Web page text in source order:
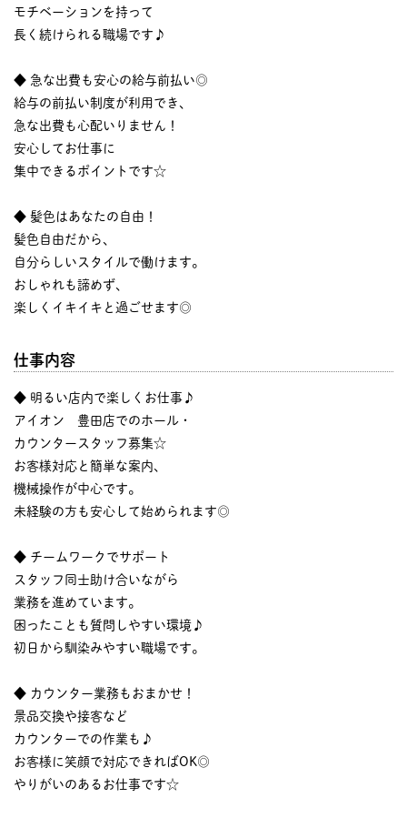
モチベーションを持って
長く続けられる職場です♪
◆ 急な出費も安心の給与前払い◎
給与の前払い制度が利用でき、
急な出費も心配いりません！
安心してお仕事に
集中できるポイントです☆
◆ 髪色はあなたの自由！
髪色自由だから、
自分らしいスタイルで働けます。
おしゃれも諦めず、
楽しくイキイキと過ごせます◎
仕事内容
◆ 明るい店内で楽しくお仕事♪
アイオン 豊田店でのホール・
カウンタースタッフ募集☆
お客様対応と簡単な案内、
機械操作が中心です。
未経験の方も安心して始められます◎
◆ チームワークでサポート
スタッフ同士助け合いながら
業務を進めています。
困ったことも質問しやすい環境♪
初日から馴染みやすい職場です。
◆ カウンター業務もおまかせ！
景品交換や接客など
カウンターでの作業も♪
お客様に笑顔で対応できればOK◎
やりがいのあるお仕事です☆